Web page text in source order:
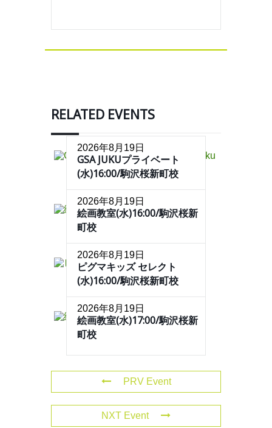
RELATED EVENTS
2026年8月19日
GSA JUKUプライベート
(水)16:00/駒沢桜新町校
2026年8月19日
絵画教室(水)16:00/駒沢桜新
町校
2026年8月19日
ピグマキッズ セレクト
(水)16:00/駒沢桜新町校
2026年8月19日
絵画教室(水)17:00/駒沢桜新
町校
PRV Event
NXT Event